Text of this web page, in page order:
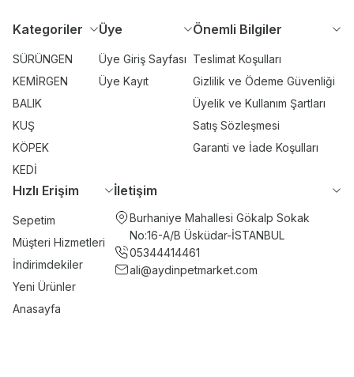
Kategoriler
SÜRÜNGEN
KEMİRGEN
BALIK
KUŞ
KÖPEK
KEDİ
Üye
Üye Giriş Sayfası
Üye Kayıt
Önemli Bilgiler
Teslimat Koşulları
Gizlilik ve Ödeme Güvenliği
Üyelik ve Kullanım Şartları
Satış Sözleşmesi
Garanti ve İade Koşulları
Hızlı Erişim
Sepetim
Müşteri Hizmetleri
İndirimdekiler
Yeni Ürünler
Anasayfa
İletişim
Burhaniye Mahallesi Gökalp Sokak
No:16-A/B Üsküdar-İSTANBUL
05344414461
ali@aydinpetmarket.com